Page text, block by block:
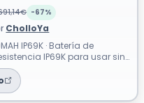
-67%
CholloYa
IP69K · Batería de
IP69K para usar sin
o trabajo duro para ...